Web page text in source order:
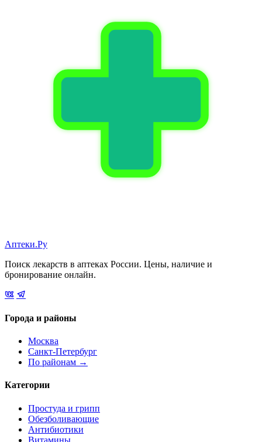
Аптеки.Ру
Поиск лекарств в аптеках России. Цены, наличие и
бронирование онлайн.
Города и районы
Москва
Санкт-Петербург
По районам →
Категории
Простуда и грипп
Обезболивающие
Антибиотики
Витамины